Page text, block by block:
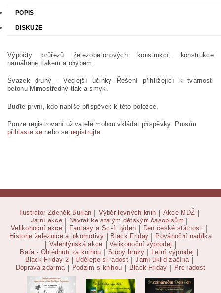
POPIS
DISKUZE
Výpočty průřezů železobetonových konstrukcí, konstrukce
namáhané tlakem a ohybem.
Svazek druhý - Vedlejší účinky Řešení přihlížející k tvárnosti
betonu Mimostředný tlak a smyk.
Buďte první, kdo napíše příspěvek k této položce.
Pouze registrovaní uživatelé mohou vkládat příspěvky. Prosím
přihlaste senebo se registrujte.
Ilustrátor Zdeněk Burian Výběr levných knih Akce MDŽ
Jarní akce Návrat ke starým dětským časopisům
Velikonoční akce Fantasy a Sci-fi týden Den české státnosti
Historie železnice a lokomotivy Black Friday Povánoční nadílka
Valentýnská akce Velikonoční výprodej
Baťa - Ohlédnutí za knihou Stopy hrůzy Letní výprodej
Black Friday 2 Udělejte si radost Jarní úklid začíná
Doprava zdarma Podzim s knihou Black Friday Pro radost